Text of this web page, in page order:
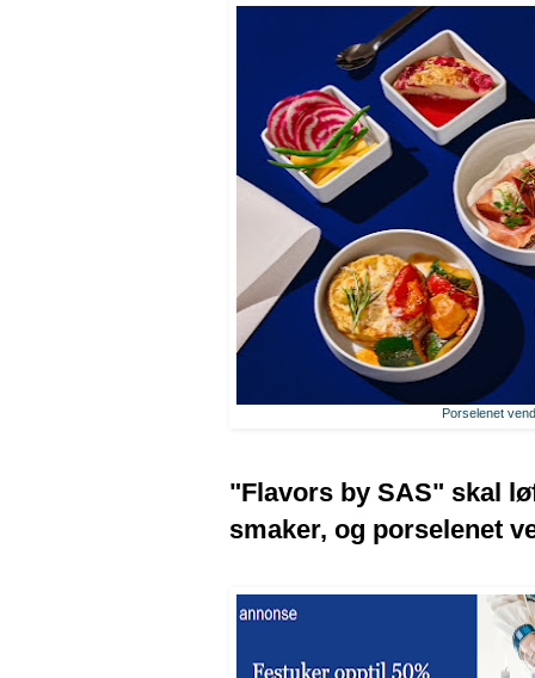
Porselenet
"Flavors by SAS" skal
smaker, og porselenet